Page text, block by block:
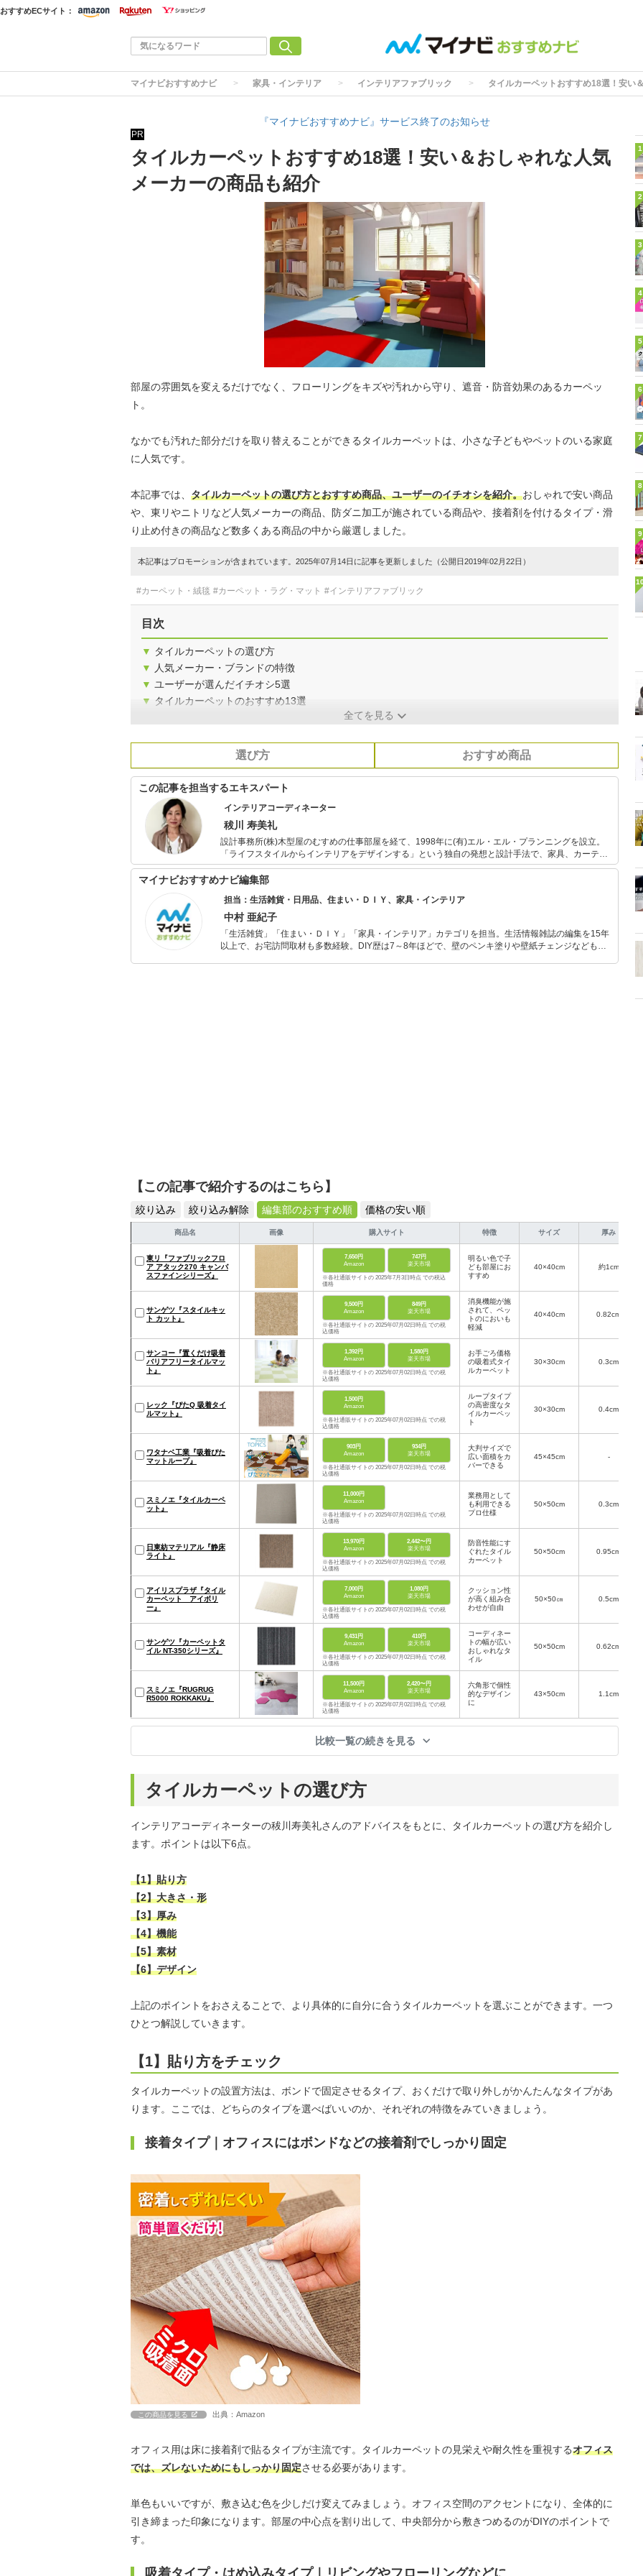
おすすめECサイト：
マイナビおすすめナビ 家具・インテリア インテリアファブリック タイルカーペットおすすめ18選！安い
『マイナビおすすめナビ』サービス終了のお知らせ
PR
タイルカーペットおすすめ18選！安い＆おしゃれな人気
メーカーの商品も紹介
部屋の雰囲気を変えるだけでなく、フローリングをキズや汚れから守り、遮音・防音効果のあるカーペッ
ト。
なかでも汚れた部分だけを取り替えることができるタイルカーペットは、小さな子どもやペットのいる家庭
に人気です。
本記事では、 タイルカーペットの選び方とおすすめ商品、ユーザーのイチオシを紹介。おしゃれで安い商品
や、東リやニトリなど人気メーカーの商品、防ダニ加工が施されている商品や、接着剤を付けるタイプ・滑
り止め付きの商品など数多くある商品の中から厳選しました。
本記事はプロモーションが含まれています。2025年07月14日に記事を更新しました（公開日2019年02月22日）
#カーペット・絨毯 #カーペット・ラグ・マット #インテリアファブリック
目次
▼ タイルカーペットの選び方
▼
人気メーカー・ブランドの特徴
▼ ユーザーが選んだイチオシ5選
▼ タイルカーペットのおすすめ13選
全てを見る
選び方 おすすめ商品
この記事を担当するエキスパート
インテリアコーディネーター
秡川 寿美礼
設計事務所(株)木型屋のむすめの仕事部屋を経て、1998年に(有)エル・エル・プランニングを設立。
「ライフスタイルからインテリアをデザインする」という独自の発想と設計手法で、家具、カーテン
などのセ レクトから、造作家具やリフォームの設計まで、トータルなインテリア空間デザインを得意
としている。インテリアコーディネーター、マンションリフォームマネジャーの資格を持つ。
マイナビおすすめナビ編集部
担当：生活雑貨・日用品、住まい・ＤＩＹ、家具・インテリア
中村 亜紀子
「生活雑貨」「住まい・ＤＩＹ」「家具・インテリア」カテゴリを担当。生活情報雑誌の編集を15年
以上で、お宅訪問取材も多数経験。DIY歴は7～8年ほどで、壁のペンキ塗りや壁紙チェンジなどもチ
【この記事で紹介するのはこちら】
絞り込み 絞り込み解除 編集部のおすすめ順 価格の安い順
商品名 画像 購入サイト 特徴 サイズ 厚み
東リ『ファブリックフロ
ア アタック270 キャンバ
スファインシリーズ』
7,650円
Amazon
747円
楽天市場
※各社通販サイトの 2025年7月3日時点 での税込
価格
明るい色で子
ども部屋にお
すすめ
40×40cm 約1cm
サンゲツ『スタイルキッ
ト カット』
9,500円
Amazon
849円
楽天市場
※各社通販サイトの 2025年07月02日時点 での税
込価格
消臭機能が施
されて、ペッ
トのにおいも
軽減
40×40cm 0.82cm
サンコー『置くだけ吸着
バリアフリータイルマッ
ト』
1,392円
Amazon
1,580円
楽天市場
※各社通販サイトの 2025年07月02日時点 での税
込価格
お手ごろ価格
の吸着式タイ
ルカーペット
30×30cm 0.3cm
レック『ぴたQ 吸着タイ
ルマット』
1,500円
Amazon
※各社通販サイトの 2025年07月02日時点 での税
込価格
ループタイプ
の高密度なタ
イルカーペッ
ト
30×30cm 0.4cm
ワタナベ工業『吸着ぴた
マットループ』
903円
Amazon
934円
楽天市場
※各社通販サイトの 2025年07月02日時点 での税
込価格
大判サイズで
広い面積をカ
バーできる
45×45cm -
スミノエ『タイルカーペ
ット』
11,000円
Amazon
※各社通販サイトの 2025年07月02日時点 での税
込価格
業務用として
も利用できる
プロ仕様
50×50cm 0.3cm
日東紡マテリアル『静床
ライト』
13,970円
Amazon
2,442〜円
楽天市場
※各社通販サイトの 2025年07月02日時点 での税
込価格
防音性能にす
ぐれたタイル
カーペット
50×50cm 0.95cm
アイリスプラザ『タイル
カーペット アイボリ
ー』
7,000円
Amazon
1,080円
楽天市場
※各社通販サイトの 2025年07月02日時点 での税
込価格
クッション性
が高く組み合
わせが自由
50×50㎝ 0.5cm
サンゲツ『カーペットタ
イル NT-350シリーズ』
9,431円
Amazon
410円
楽天市場
※各社通販サイトの 2025年07月02日時点 での税
込価格
コーディネー
トの幅が広い
おしゃれなタ
イル
50×50cm 0.62cm
スミノエ『RUGRUG
R5000 ROKKAKU』
11,500円
Amazon
2,420〜円
楽天市場
※各社通販サイトの 2025年07月02日時点 での税
込価格
六角形で個性
的なデザイン
に
43×50cm 1.1cm
比較一覧の続きを見る
タイルカーペットの選び方
インテリアコーディネーターの秡川寿美礼さんのアドバイスをもとに、タイルカーペットの選び方を紹介し
ます。ポイントは以下6点。
【1】貼り方
【2】大きさ・形
【3】厚み
【4】機能
【5】素材
【6】デザイン
上記のポイントをおさえることで、より具体的に自分に合うタイルカーペットを選ぶことができます。一つ
ひとつ解説していきます。
【1】貼り方をチェック
タイルカーペットの設置方法は、ボンドで固定させるタイプ、おくだけで取り外しがかんたんなタイプがあ
ります。ここでは、どちらのタイプを選べばいいのか、それぞれの特徴をみていきましょう。
接着タイプ｜オフィスにはボンドなどの接着剤でしっかり固定
この商品を見る 出典：Amazon
オフィス用は床に接着剤で貼るタイプが主流です。タイルカーペットの見栄えや耐久性を重視するオフィス
では、ズレないためにもしっかり固定させる必要があります。
単色もいいですが、敷き込む色を少しだけ変えてみましょう。オフィス空間のアクセントになり、全体的に
引き締まった印象になります。部屋の中心点を割り出して、中央部分から敷きつめるのがDIYのポイントで
す。
吸着タイプ・はめ込みタイプ｜リビングやフローリングなどに
1
2
3
4
5
6
7
8
9